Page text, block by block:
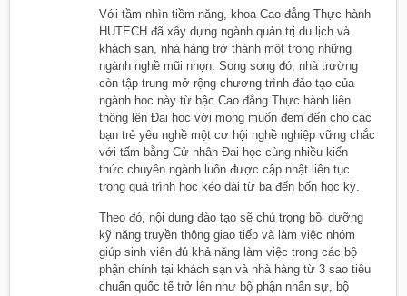
Với tầm nhìn tiềm năng, khoa Cao đẳng Thực hành
HUTECH đã xây dựng ngành quản trị du lịch và
khách sạn, nhà hàng trở thành một trong những
ngành nghề mũi nhọn. Song song đó, nhà trường
còn tập trung mở rộng chương trình đào tạo của
ngành học này từ bậc Cao đẳng Thực hành liên
thông lên Đại học với mong muốn đem đến cho các
bạn trẻ yêu nghề một cơ hội nghề nghiệp vững chắc
với tấm bằng Cử nhân Đại học cùng nhiều kiến
thức chuyên ngành luôn được cập nhật liên tục
trong quá trình học kéo dài từ ba đến bốn học kỳ.
Theo đó, nội dung đào tạo sẽ chú trọng bồi dưỡng
kỹ năng truyền thông giao tiếp và làm việc nhóm
giúp sinh viên đủ khả năng làm việc trong các bộ
phận chính tại khách sạn và nhà hàng từ 3 sao tiêu
chuẩn quốc tế trở lên như bộ phận nhân sự, bộ